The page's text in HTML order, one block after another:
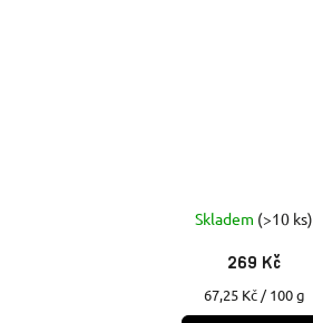
Skladem (>10 ks)
269 Kč
Měrná
cena:
67,25 Kč / 100 g